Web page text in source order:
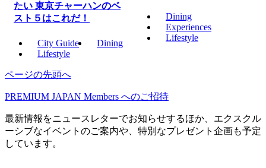
たい 東京チャーハンのベ
スト５はこれだ！
City Guide
Dining
Lifestyle
Dining
Experiences
Lifestyle
ページの先頭へ
PREMIUM JAPAN Members へのご招待
最新情報をニュースレターでお知らせするほか、エクスクル
ーシブなイベントのご案内や、特別なプレゼント企画も予定
しています。